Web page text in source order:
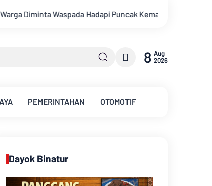
Ambisi Menjadi Polisi Dimanfaatkan Oknum, Dua Anggota
8 Aug
2026
PEMERINTAHAN OTOMOTIF
Dayok Binatur